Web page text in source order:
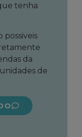
tenha
possiveis
da
de